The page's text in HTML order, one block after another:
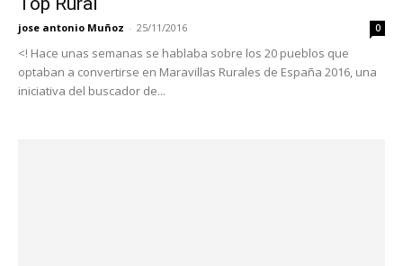
jose antonio Muñoz - 25/11/2016 0
<! Hace unas semanas se hablaba sobre los 20 pueblos que
optaban a convertirse en Maravillas Rurales de España 2016, una
iniciativa del buscador de...